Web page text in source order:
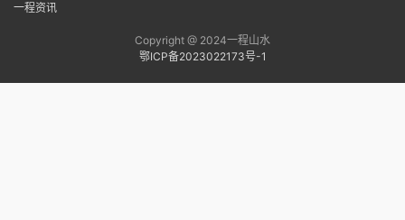
一程资讯
Copyright @ 2024一程山水
鄂ICP备2023022173号-1